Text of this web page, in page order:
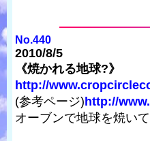
No.440
2010/8/5
《焼かれる地球?》
http://
(参考ページ) http://
オーブンで地球を焼い